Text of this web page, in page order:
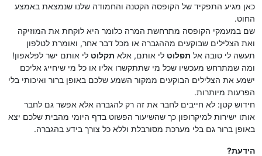
כאן מגיע התפקיד של הקופסה הקטנה והחמודה שלנו שנמצאת באמצע
החוט.
שם במעמקי הקופסה מתרחשת המרה כלומר היא לוקחת את המוזיקה
ואת הצלילים שבוקעים מההגברה או מכל דבר אחר, ואומרת לטלפון
תעשה לי טובה אל תפלוט לי אותם, אלא תקלוט לי אותם ישר לפלאפון!
ומה שמתרחש מעכשיו שכל מי שתתקשרו אליו או כל מי שיחייג אליכם
ישמע את הצלילים הבוקעים ממקור השמע שלכם באופן ברור ואיכותי בלי
הפרעות מיותרות.
חידוש קטן: לא חייבים לחבר את זה רק להגברה אלא אפשר גם לחבר
אותו ישירות למיקרופון כך שהשיעור הפשוט בדף היומי מהבית שלכם יצא
באופן ברור גם בלי מערכת מסורבלת וללא כל צורך בידע בהגברה.
הידעת?